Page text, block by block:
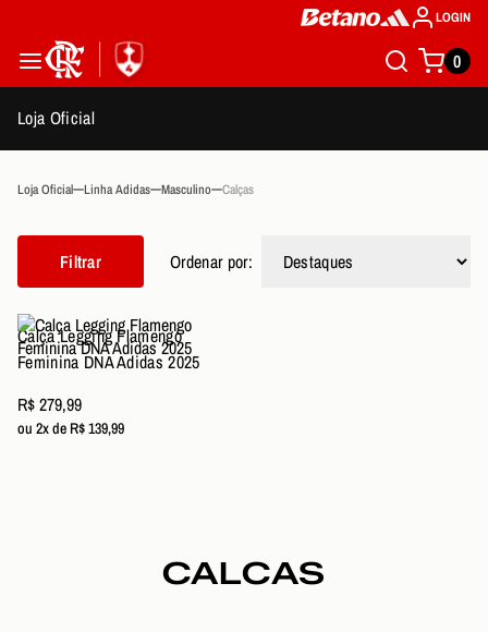
LOGIN
0
Loja Oficial
Loja Oficial Linha Adidas Masculino Calças
Filtrar Ordenar por:
Calça Legging Flamengo
Feminina DNA Adidas 2025
R$ 279,99
ou 2x de R$ 139,99
CALCAS